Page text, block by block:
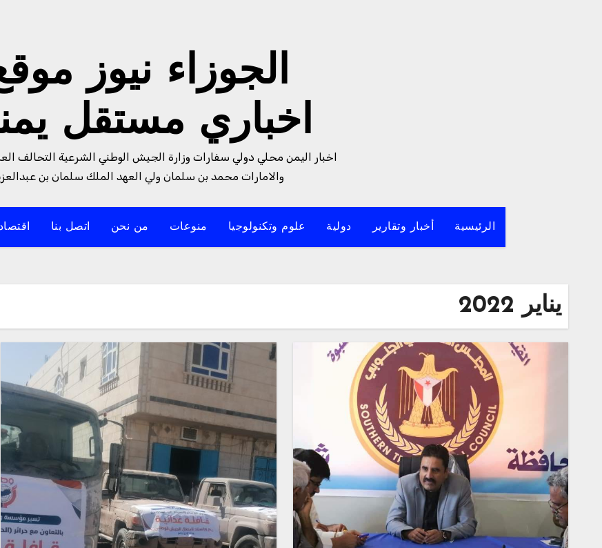
الجوزاء نيوز
اخباري مستقل
اخبار اليمن محلي دولي سفارات وزارة الجيش الوطني الشرعية التحالف
والامارات محمد بن سلمان ولي العهد الملك سلمان بن
الرئيسية أخبار وتقارير دولية علوم وتكنولوجيا منوعات من نحن اتصل بنا
يناير 2022